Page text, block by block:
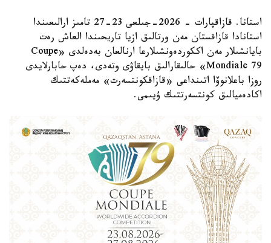
استانا. قازاقپارات - 2026-جىلعى 23-27 تامىز ارالىعىندا
استانادا قازاقستان مەن ورتالىق ازيا تاريحىندا العاش رەت
بايانشىلار مەن اككوردەونشىلارعا ارنالعان بەدەلدى «Coupe
Mondiale 79» حالىقارالىق بايقاۋى وتەدى، دەپ حابارلايدى
روزا باعلانوۆا اتىنداعى «قازاقكونتسەرت» مەملەكەتتىك
اكادەميالىق كونتسەرتتىك ۇيىمى.